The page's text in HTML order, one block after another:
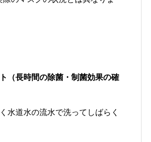
（長時間の除菌・制菌効果の確
水道水の流水で洗ってしばらく